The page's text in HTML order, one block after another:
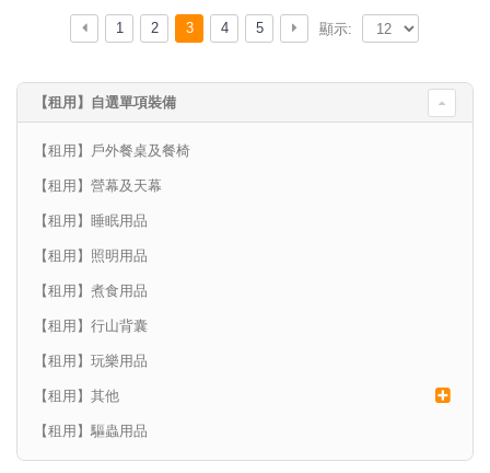
1 2 3 4 5 顯示:
【租用】自選單項裝備
【租用】戶外餐桌及餐椅
【租用】營幕及天幕
【租用】睡眠用品
【租用】照明用品
【租用】煮食用品
【租用】行山背囊
【租用】玩樂用品
【租用】其他
【租用】驅蟲用品